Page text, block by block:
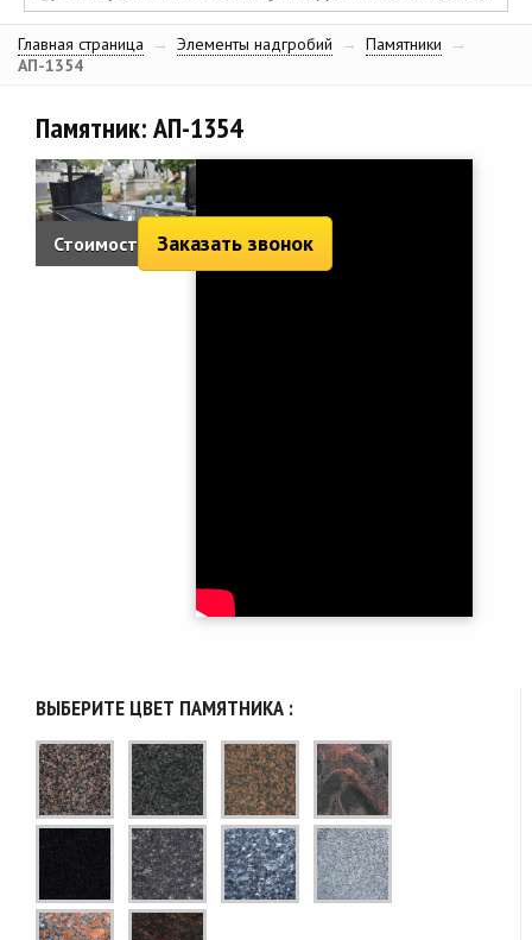
Главная страница → Элементы надгробий → Памятники
→
АП-1354
Памятник: АП-1354
Стоимость: Заказать звонок
ВЫБЕРИТЕ ЦВЕТ ПАМЯТНИКА :